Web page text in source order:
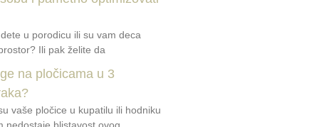
u porodicu ili su vam deca
Ili pak želite da
na pločicama u 3
vaše pločice u kupatilu ili hodniku